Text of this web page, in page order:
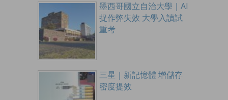
墨西哥國立自治大學｜AI
捉作弊失效 大學入讀試
重考
三星｜新記憶體 增儲存
密度提效